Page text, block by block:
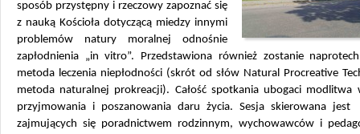
sposób przystępny i rzeczowy zapoznać się
z nauką Kościoła dotyczącą miedzy innymi
problemów natury moralnej odnośnie
zapłodnienia „in vitro”. Przedstawiona również zostanie
metoda leczenia niepłodności (skrót od słów Natural Procreative
metoda naturalnej prokreacji). Całość spotkania ubogaci modlitwa
przyjmowania i poszanowania daru życia. Sesja skierowana
zajmujących się poradnictwem rodzinnym, wychowawców i